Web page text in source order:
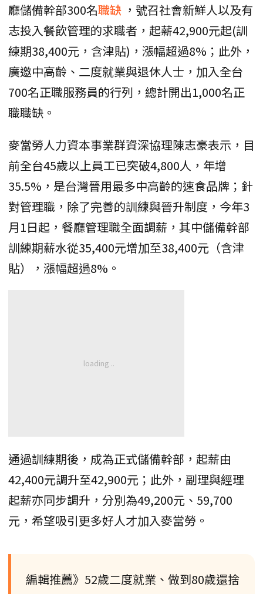
廳儲備幹部300名職缺 ，號召社會新鮮人以及有
志投入餐飲管理的求職者，起薪42,900元起(訓
練期38,400元，含津貼)，漲幅超過8%；此外，
廣邀中高齡、二度就業與退休人士，加入全台
700名正職服務員的行列，總計開出1,000名正
職職缺。
麥當勞人力資本事業群資深協理陳志豪表示，目
前全台45歲以上員工已突破4,800人，年增
35.5%，是台灣晉用最多中高齡的速食品牌；針
對管理職，除了完善的訓練與晉升制度，今年3
月1日起，餐廳管理職全面調薪，其中儲備幹部
訓練期薪水從35,400元增加至38,400元（含津
貼），漲幅超過8%。
通過訓練期後，成為正式儲備幹部，起薪由
42,400元調升至42,900元；此外，副理與經理
起薪亦同步調升，分別為49,200元、59,700
元，希望吸引更多好人才加入麥當勞。
編輯推薦》52歲二度就業、做到80歲還捨